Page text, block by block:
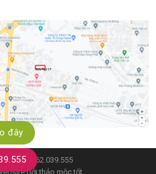
thuật: 0962.039.555
bởithảo mộc tốt
đây